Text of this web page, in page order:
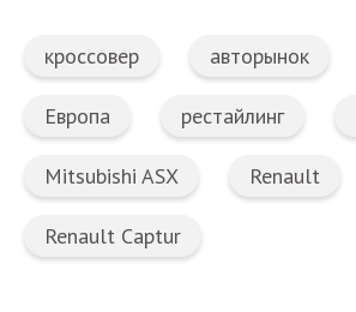
кроссовер авторынок
Европа рестайлинг
Mitsubishi ASX Renault
Renault Captur